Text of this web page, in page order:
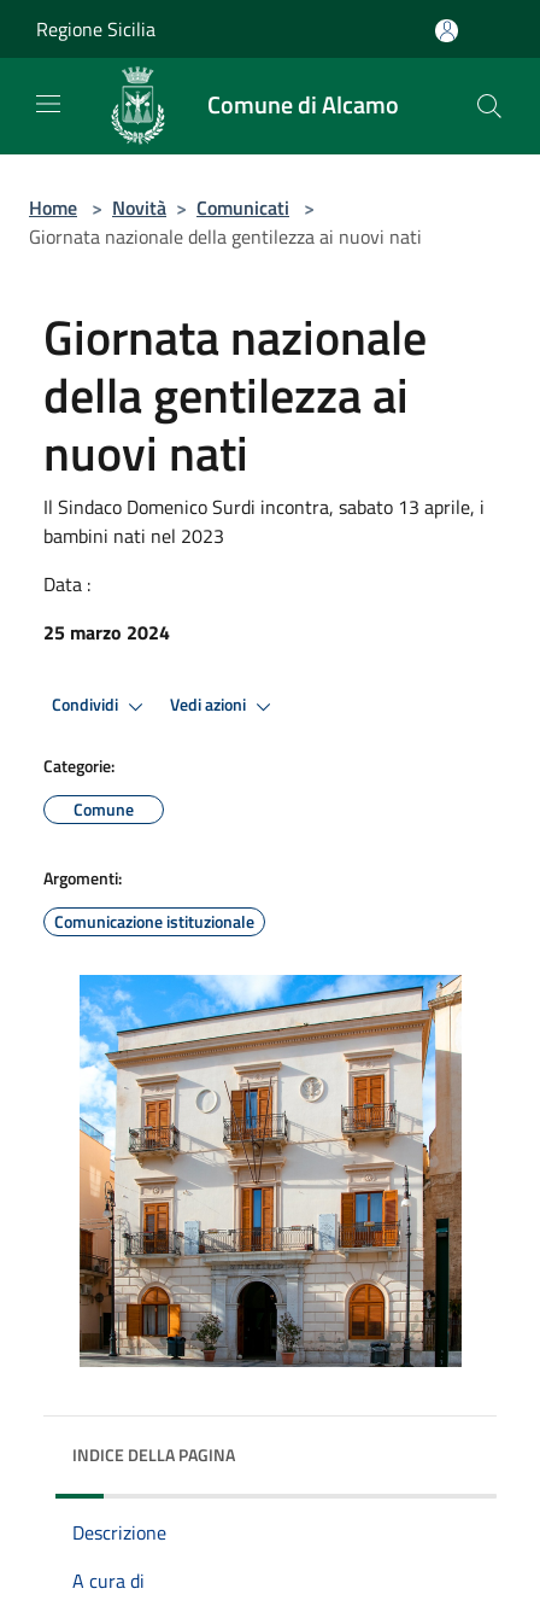
Regione Sicilia
Comune di Alcamo
Home > Novità > Comunicati >
Giornata nazionale della gentilezza ai nuovi nati
Giornata nazionale
della gentilezza ai
nuovi nati
Il Sindaco Domenico Surdi incontra, sabato 13 aprile, i
bambini nati nel 2023
Data :
25 marzo 2024
Condividi Vedi azioni
Categorie:
Comune
Argomenti:
Comunicazione istituzionale
INDICE DELLA PAGINA
Descrizione
A cura di